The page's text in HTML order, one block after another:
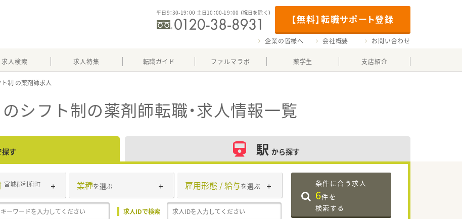
【無料】転職サポート登録
平日9：30-19：00 土日10：00-19：00 （祝日を除く）
企業の皆様へ 会社概要 お問い合わせ
求人検索 求人特集 転職ガイド ファルマラボ 薬学生 支店紹介
制
のシフト制の薬剤師転職・求人情報一覧
探す 駅 から探す
宮城郡利府町 業種を選ぶ 雇用形態 / 給与を選ぶ
求人IDで検索
条件に合う求人
6件を
検索する